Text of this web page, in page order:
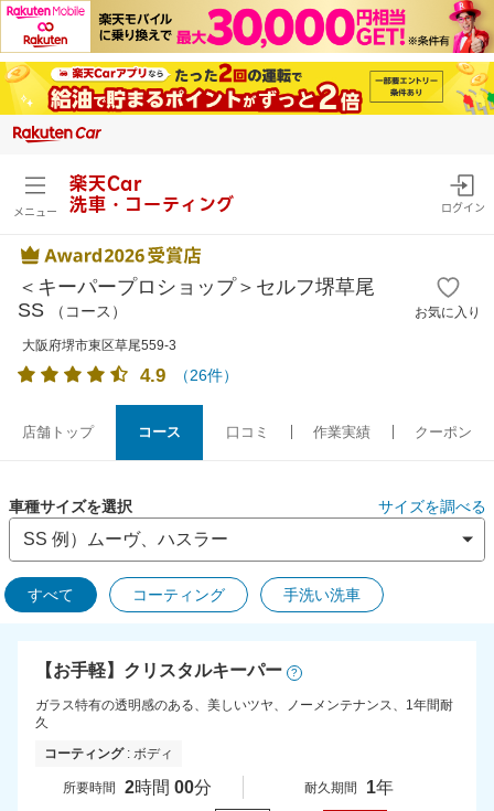
メニュー
楽天Car
洗車・コーティング
ログイン
＜キーパープロショップ＞セルフ堺草尾
SS
（コース） お気に入り
大阪府堺市東区草尾559-3
4.9 （26件）
店舗トップ コース 口コミ 作業実績 クーポン
車種サイズを選択 サイズを調べる
すべて コーティング 手洗い洗車
【お手軽】クリスタルキーパー ?
ガラス特有の透明感のある、美しいツヤ、ノーメンテナンス、1年間耐
久
コーティング: ボディ
所要時間 2時間 00分 耐久期間 1年